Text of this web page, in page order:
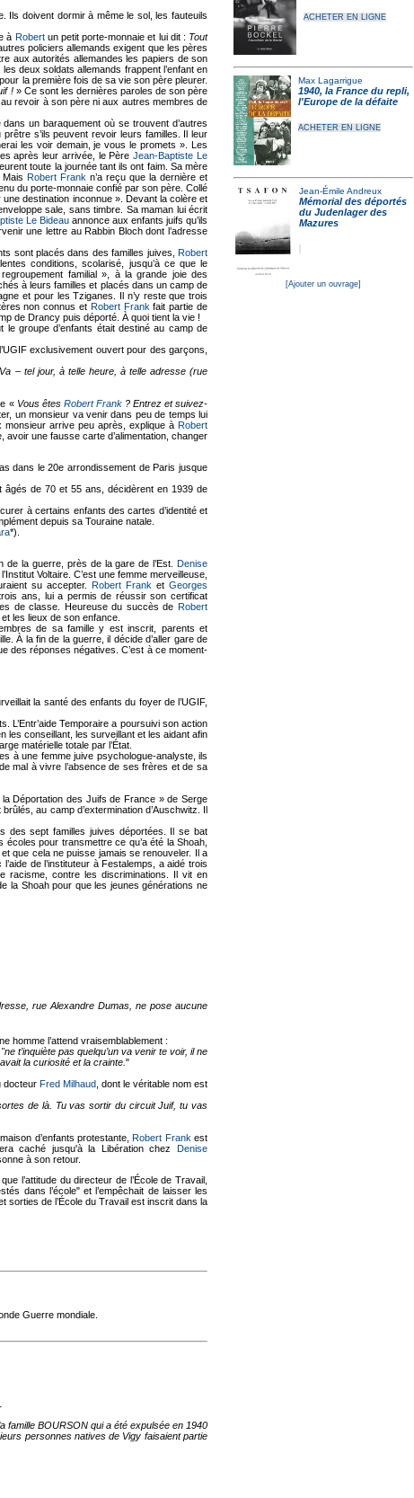
ACHETER EN LIGNE
Max Lagarrigue
1940, la France du repli,
l'Europe de la défaite
ACHETER EN LIGNE
Jean-Émile Andreux
Mémorial des déportés
du Judenlager des
Mazures
[Ajouter un ouvrage]
Ils doivent dormir à même le sol, les fauteuils
à Robertun petit porte-monnaie et lui dit : Tout
policiers allemands exigent que les pères
aux autorités allemandes les papiers de son
deux soldats allemands frappent l’enfant en
la première fois de sa vie son père pleurer.
!» Ce sont les dernières paroles de son père
revoir à son père ni aux autres membres de
un baraquement où se trouvent d’autres
s’ils peuvent revoir leurs familles. Il leur
les voir demain, je vous le promets ». Les
après leur arrivée, le PèreJean-Baptiste Le
toute la journée tant ils ont faim. Sa mère
MaisRobert Frank n’a reçu que la dernière et
du porte-monnaie confié par son père. Collé
destination inconnue ». Devant la colère et
sale, sans timbre. Sa maman lui écrit
Le Bideauannonce aux enfants juifs qu’ils
une lettre au Rabbin Bloch dont l’adresse
sont placés dans des familles juives, Robert
conditions, scolarisé, jusqu’à ce que le
familial », à la grande joie des
à leurs familles et placés dans un camp de
et pour les Tziganes. Il n’y reste que trois
non connus et Robert Frank fait partie de
de Drancy puis déporté. À quoi tient la vie !
groupe d’enfants était destiné au camp de
exclusivement ouvert pour des garçons,
– tel jour, à telle heure, à telle adresse (rue
« Vous êtes Robert Frank? Entrez et suivez-
un monsieur va venir dans peu de temps lui
monsieur arrive peu après, explique àRobert
avoir une fausse carte d’alimentation, changer
dans le 20e arrondissement de Paris jusque
âgés de 70 et 55 ans, décidèrent en 1939 de
à certains enfants des cartes d’identité et
depuis sa Touraine natale.
*).
de la guerre, près de la gare de l’Est.Denise
Voltaire. C’est une femme merveilleuse,
su accepter. Robert Frank et Georges
ans, lui a permis de réussir son certificat
de classe. Heureuse du succès de Robert
les lieux de son enfance.
de sa famille y est inscrit, parents et
À la fin de la guerre, il décide d’aller gare de
des réponses négatives. C’est à ce moment-
la santé des enfants du foyer de l’UGIF,
L’Entr’aide Temporaire a poursuivi son action
les conseillant, les surveillant et les aidant afin
matérielle totale par l’État.
à une femme juive psychologue-analyste, ils
mal à vivre l’absence de ses frères et de sa
Déportation des Juifs de France » de Serge
au camp d’extermination d’Auschwitz. Il
des sept familles juives déportées. Il se bat
pour transmettre ce qu’a été la Shoah,
que cela ne puisse jamais se renouveler. Il a
l’aide de l’instituteur à Festalemps, a aidé trois
racisme, contre les discriminations. Il vit en
la Shoah pour que les jeunes générations ne
rue Alexandre Dumas, ne pose aucune
homme l’attend vraisemblablement :
t’inquiète pas quelqu’un va venir te voir, il ne
la curiosité et la crainte. "
docteur Fred Milhaud , dont le véritable nom est
de là. Tu vas sortir du circuit Juif, tu vas
d’enfants protestante,Robert Frank est
caché jusqu'à la Libération chezDenise
à son retour.
l’attitude du directeur de l’École de Travail,
dans l’école" et l’empêchait de laisser les
sorties de l’École du Travail est inscrit dans la
Guerre mondiale.
famille BOURSON qui a été expulsée en 1940
personnes natives de Vigy faisaient partie